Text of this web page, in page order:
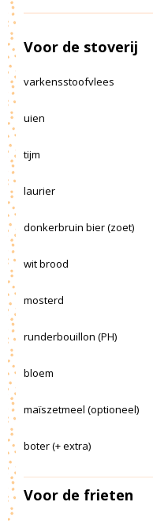
Voor de stoverij
varkensstoofvlees
uien
tijm
laurier
donkerbruin bier (zoet)
wit brood
mosterd
runderbouillon (PH)
bloem
maïszetmeel (optioneel)
boter (+ extra)
Voor de frieten